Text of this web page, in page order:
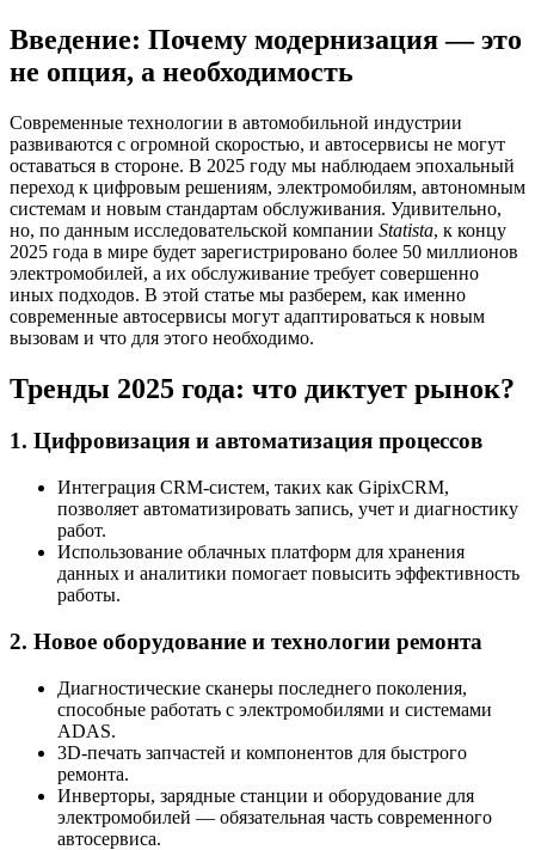
Введение: Почему модернизация — это
не опция, а необходимость
Современные технологии в автомобильной индустрии
развиваются с огромной скоростью, и автосервисы не могут
оставаться в стороне. В 2025 году мы наблюдаем эпохальный
переход к цифровым решениям, электромобилям, автономным
системам и новым стандартам обслуживания. Удивительно,
но, по данным исследовательской компании Statista, к концу
2025 года в мире будет зарегистрировано более 50 миллионов
электромобилей, а их обслуживание требует совершенно
иных подходов. В этой статье мы разберем, как именно
современные автосервисы могут адаптироваться к новым
вызовам и что для этого необходимо.
Тренды 2025 года: что диктует рынок?
1. Цифровизация и автоматизация процессов
Интеграция CRM-систем, таких как GipixCRM,
позволяет автоматизировать запись, учет и диагностику
работ.
Использование облачных платформ для хранения
данных и аналитики помогает повысить эффективность
работы.
2. Новое оборудование и технологии ремонта
Диагностические сканеры последнего поколения,
способные работать с электромобилями и системами
ADAS.
3D-печать запчастей и компонентов для быстрого
ремонта.
Инверторы, зарядные станции и оборудование для
электромобилей — обязательная часть современного
автосервиса.